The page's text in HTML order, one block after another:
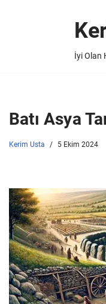
İyi Olan
Batı Asya
Kerim Usta 5 Ekim 2024